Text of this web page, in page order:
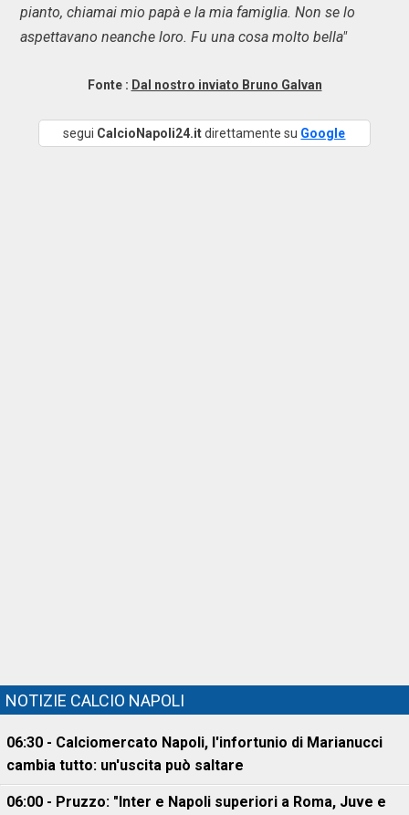
pianto, chiamai mio papà e la mia famiglia. Non se lo
aspettavano neanche loro. Fu una cosa molto bella"
Fonte : Dal nostro inviato Bruno Galvan
segui CalcioNapoli24.itdirettamente su Google
NOTIZIE CALCIO NAPOLI
06:30 - Calciomercato Napoli, l'infortunio di Marianucci
cambia tutto: un'uscita può saltare
06:00 - Pruzzo: "Inter e Napoli superiori a Roma, Juve e